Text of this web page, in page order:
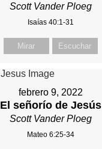
Scott Vander Ploeg
Isaías 40:1-31
Mirar Escuchar
febrero 9, 2022
El señorío de Jesús
Scott Vander Ploeg
Mateo 6:25-34